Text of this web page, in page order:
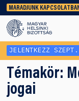
MARADJUNK KAPCSOLATBAN
keresőnket!
JELENTKEZZ
Témakör:
jogai